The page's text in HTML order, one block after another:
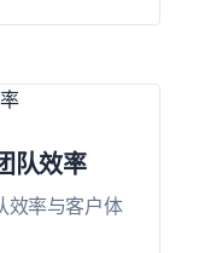
队效率
效率与客户体